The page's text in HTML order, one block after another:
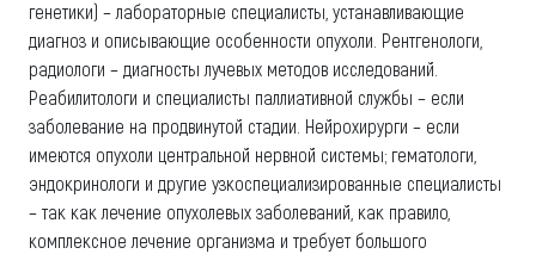
генетики) – лабораторные специалисты, устанавливающие
диагноз и описывающие особенности опухоли. Рентгенологи,
радиологи – диагносты лучевых методов исследований.
Реабилитологи и специалисты паллиативной службы – если
заболевание на продвинутой стадии. Нейрохирурги – если
имеются опухоли центральной нервной системы; гематологи,
эндокринологи и другие узкоспециализированные специалисты
– так как лечение опухолевых заболеваний, как правило,
комплексное лечение организма и требует большого